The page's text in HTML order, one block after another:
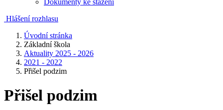
Dokumenty ke stažení
Hlášení rozhlasu
Úvodní stránka
Základní škola
Aktuality 2025 - 2026
2021 - 2022
Přišel podzim
Přišel podzim